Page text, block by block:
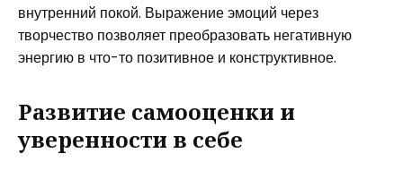
внутренний покой. Выражение эмоций через
творчество позволяет преобразовать негативную
энергию в что-то позитивное и конструктивное.
Развитие самооценки и
уверенности в себе